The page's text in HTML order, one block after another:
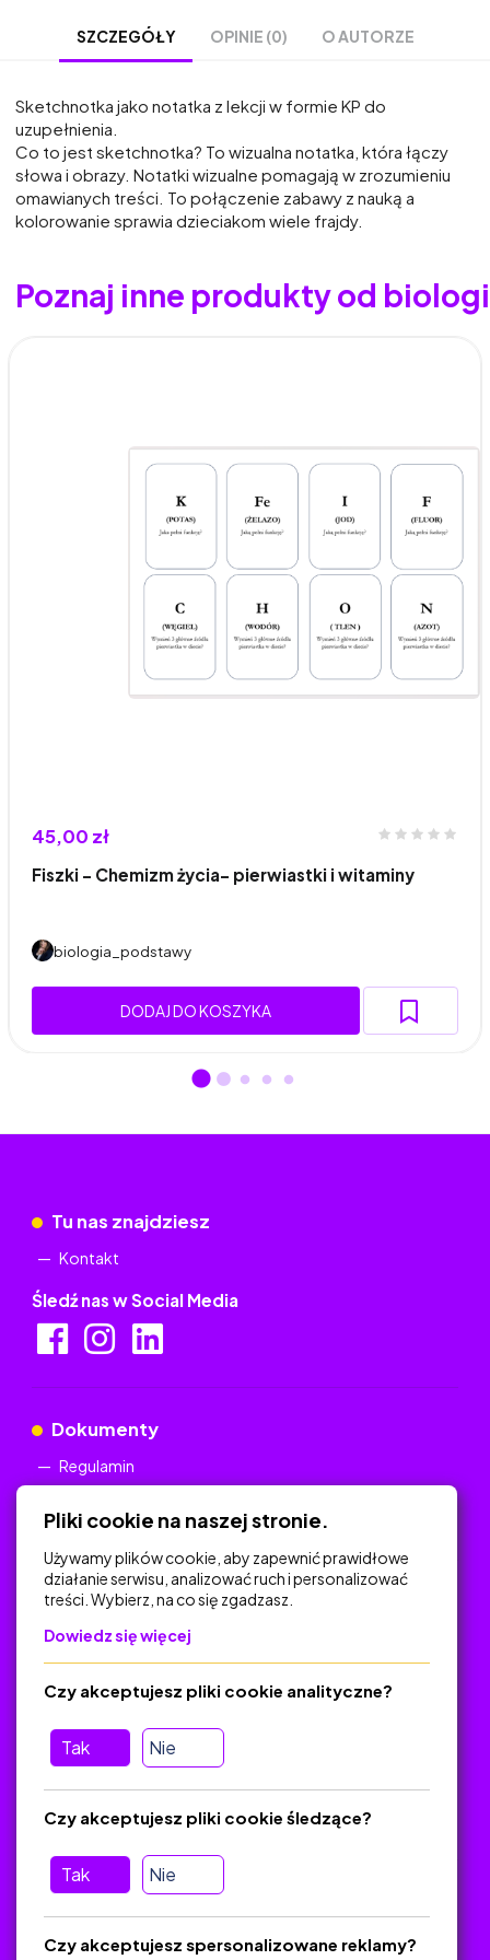
SZCZEGÓŁY OPINIE (0) O AUTORZE
Sketchnotka jako notatka z lekcji w formie KP do
uzupełnienia.
Co to jest sketchnotka? To wizualna notatka, która łączy
słowa i obrazy. Notatki wizualne pomagają w zrozumieniu
omawianych treści. To połączenie zabawy z nauką a
kolorowanie sprawia dzieciakom wiele frajdy.
Poznaj inne produkty od
45,00 zł
Fiszki - Chemizm życia- pierwiastki i witaminy
biologia_podstawy
DODAJ DO KOSZYKA
Tu nas znajdziesz
Kontakt
Śledź nas w Social Media
Dokumenty
Regulamin
Na skróty
Polityka Prywatności
O platformie
Baza materiałów dydaktycznych
Jak zostać autorem
Pliki cookie na naszej stronie.
Używamy plików cookie, aby zapewnić prawidłowe
działanie serwisu, analizować ruch i personalizować
treści. Wybierz, na co się zgadzasz.
Dowiedz się więcej
Tak Nie
Czy akceptujesz pliki cookie analityczne?
Tak Nie
Czy akceptujesz pliki cookie śledzące?
Czy akceptujesz spersonalizowane reklamy?